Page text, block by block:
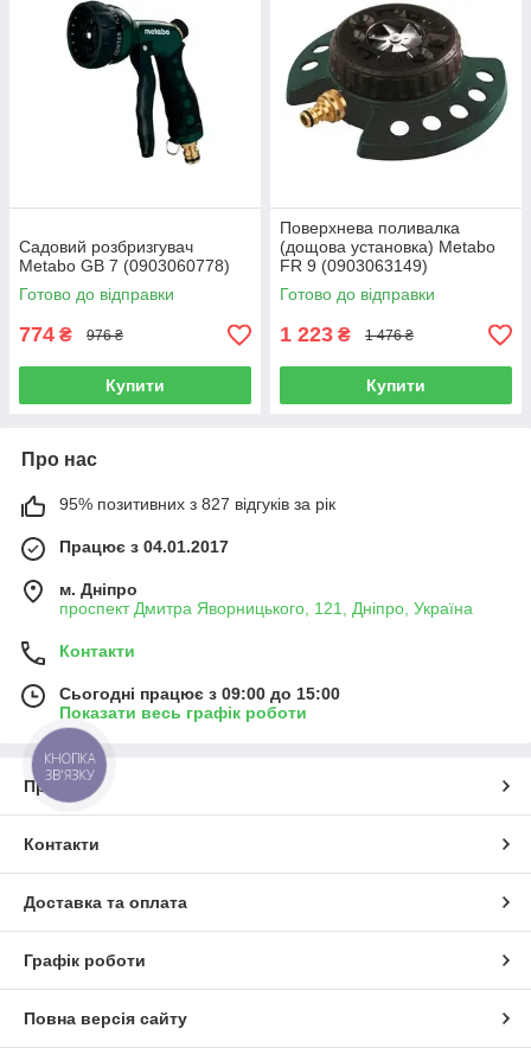
Садовий розбризгувач
Metabo GB 7 (0903060778)
Готово до відправки
774 ₴ 976 ₴
Купити
Поверхнева поливалка
(дощова установка) Metabo
FR 9 (0903063149)
Готово до відправки
1 223 ₴ 1 476 ₴
Купити
Про нас
95% позитивних з 827 відгуків за рік
Працює з 04.01.2017
м. Дніпро
проспект Дмитра Яворницького, 121, Дніпро, Україна
Контакти
Сьогодні працює з 09:00 до 15:00
Показати весь графік роботи
Про нас
Контакти
Доставка та оплата
Графік роботи
Повна версія сайту
КНОПКА
ЗВ'ЯЗКУ